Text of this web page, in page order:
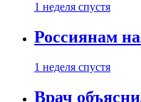
1 неделя спустя
Россиянам
1 неделя спустя
Врач